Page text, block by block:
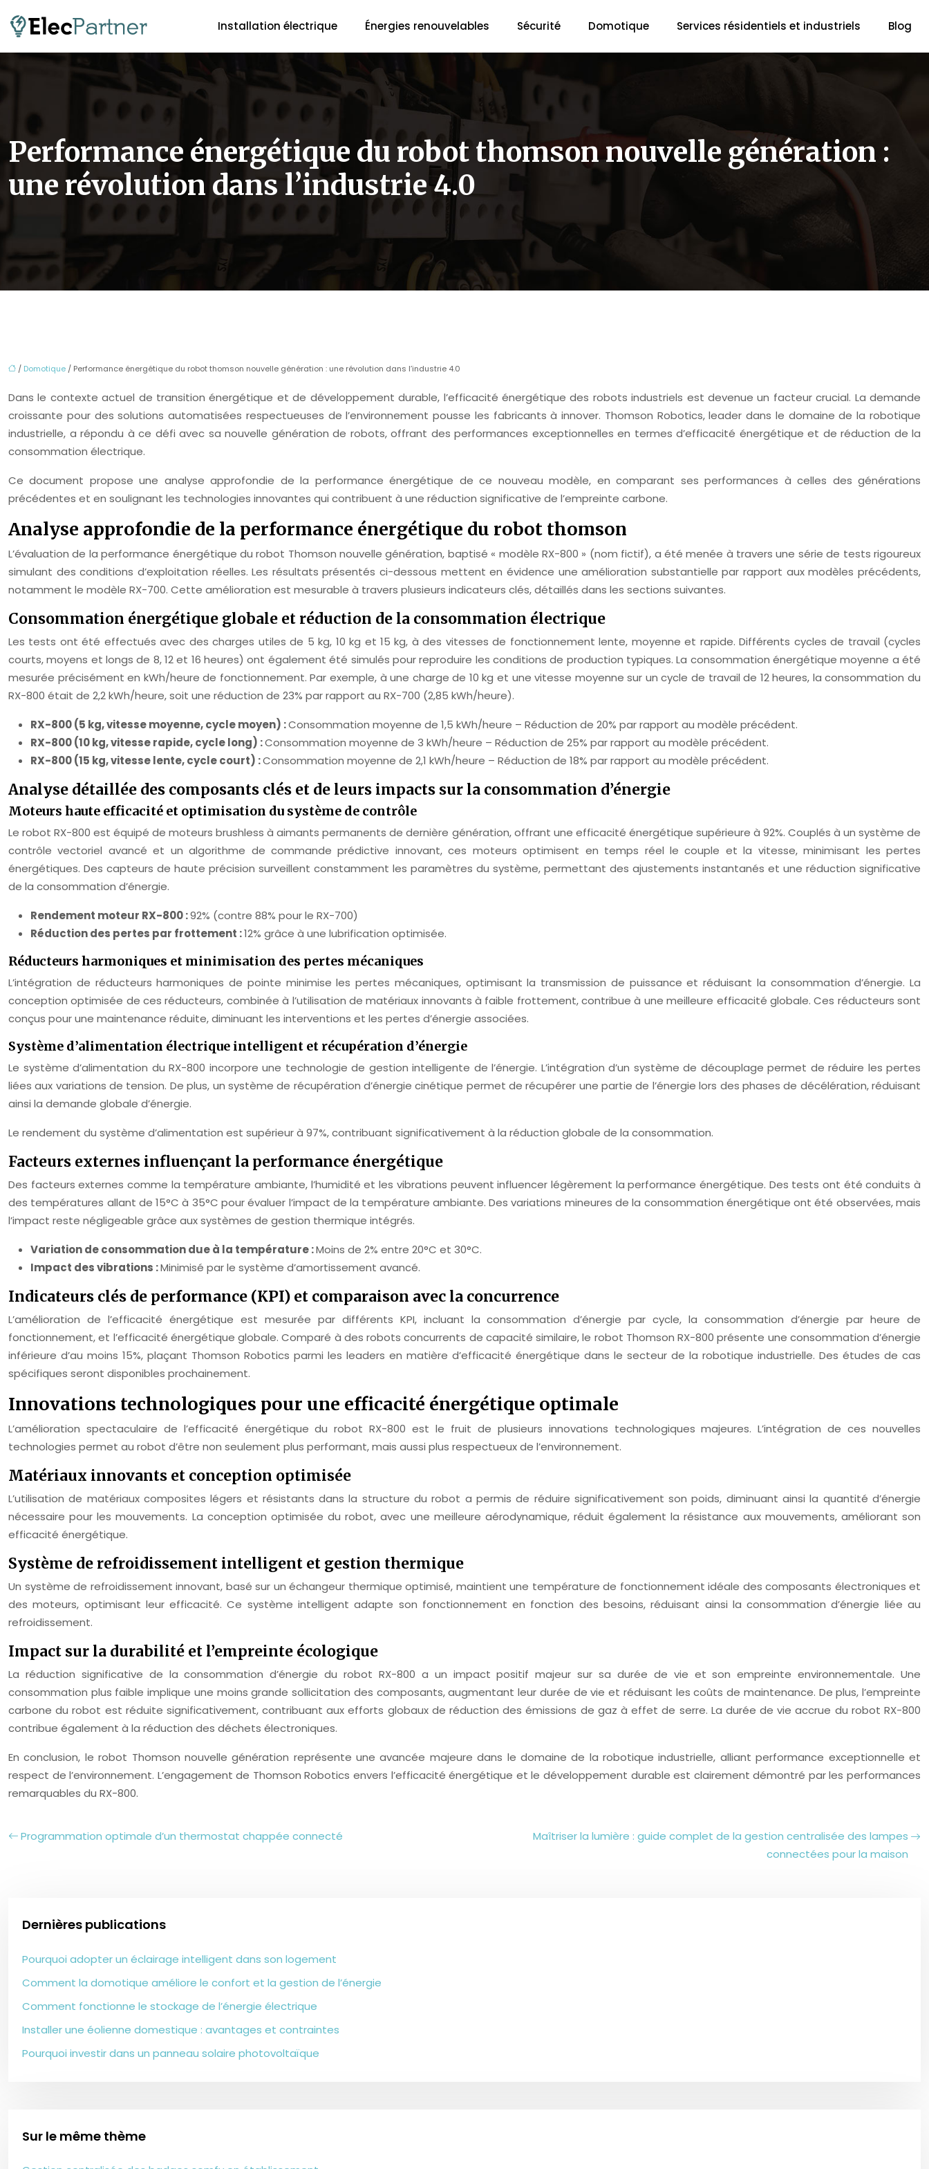
Installation électrique Énergies renouvelables Sécurité Domotique Services résidentiels et industriels Blog
Performance énergétique du robot thomson nouvelle génération :
une révolution dans l’industrie 4.0
/ Domotique / Performance énergétique du robot thomson nouvelle génération : une révolution dans l’industrie 4.0
Dans le contexte actuel de transition énergétique et de développement durable, l’efficacité énergétique des robots industriels est devenue un facteur crucial. La demande
croissante pour des solutions automatisées respectueuses de l’environnement pousse les fabricants à innover. Thomson Robotics, leader dans le domaine de la robotique
industrielle, a répondu à ce défi avec sa nouvelle génération de robots, offrant des performances exceptionnelles en termes d’efficacité énergétique et de réduction de la
consommation électrique.
Ce document propose une analyse approfondie de la performance énergétique de ce nouveau modèle, en comparant ses performances à celles des générations
précédentes et en soulignant les technologies innovantes qui contribuent à une réduction significative de l’empreinte carbone.
Analyse approfondie de la performance énergétique du robot thomson
L’évaluation de la performance énergétique du robot Thomson nouvelle génération, baptisé « modèle RX-800 » (nom fictif), a été menée à travers une série de tests rigoureux
simulant des conditions d’exploitation réelles. Les résultats présentés ci-dessous mettent en évidence une amélioration substantielle par rapport aux modèles précédents,
notamment le modèle RX-700. Cette amélioration est mesurable à travers plusieurs indicateurs clés, détaillés dans les sections suivantes.
Consommation énergétique globale et réduction de la consommation électrique
Les tests ont été effectués avec des charges utiles de 5 kg, 10 kg et 15 kg, à des vitesses de fonctionnement lente, moyenne et rapide. Différents cycles de travail (cycles
courts, moyens et longs de 8, 12 et 16 heures) ont également été simulés pour reproduire les conditions de production typiques. La consommation énergétique moyenne a été
mesurée précisément en kWh/heure de fonctionnement. Par exemple, à une charge de 10 kg et une vitesse moyenne sur un cycle de travail de 12 heures, la consommation du
RX-800 était de 2,2 kWh/heure, soit une réduction de 23% par rapport au RX-700 (2,85 kWh/heure).
RX-800 (5 kg, vitesse moyenne, cycle moyen) :Consommation moyenne de 1,5 kWh/heure – Réduction de 20% par rapport au modèle précédent.
RX-800 (10 kg, vitesse rapide, cycle long) :Consommation moyenne de 3 kWh/heure – Réduction de 25% par rapport au modèle précédent.
RX-800 (15 kg, vitesse lente, cycle court) :Consommation moyenne de 2,1 kWh/heure – Réduction de 18% par rapport au modèle précédent.
Analyse détaillée des composants clés et de leurs impacts sur la consommation d’énergie
Moteurs haute efficacité et optimisation du système de contrôle
Le robot RX-800 est équipé de moteurs brushless à aimants permanents de dernière génération, offrant une efficacité énergétique supérieure à 92%. Couplés à un système de
contrôle vectoriel avancé et un algorithme de commande prédictive innovant, ces moteurs optimisent en temps réel le couple et la vitesse, minimisant les pertes
énergétiques. Des capteurs de haute précision surveillent constamment les paramètres du système, permettant des ajustements instantanés et une réduction significative
de la consommation d’énergie.
Rendement moteur RX-800 :92% (contre 88% pour le RX-700)
Réduction des pertes par frottement :12% grâce à une lubrification optimisée.
Réducteurs harmoniques et minimisation des pertes mécaniques
L’intégration de réducteurs harmoniques de pointe minimise les pertes mécaniques, optimisant la transmission de puissance et réduisant la consommation d’énergie. La
conception optimisée de ces réducteurs, combinée à l’utilisation de matériaux innovants à faible frottement, contribue à une meilleure efficacité globale. Ces réducteurs sont
conçus pour une maintenance réduite, diminuant les interventions et les pertes d’énergie associées.
Système d’alimentation électrique intelligent et récupération d’énergie
Le système d’alimentation du RX-800 incorpore une technologie de gestion intelligente de l’énergie. L’intégration d’un système de découplage permet de réduire les pertes
liées aux variations de tension. De plus, un système de récupération d’énergie cinétique permet de récupérer une partie de l’énergie lors des phases de décélération, réduisant
ainsi la demande globale d’énergie.
Le rendement du système d’alimentation est supérieur à 97%, contribuant significativement à la réduction globale de la consommation.
Facteurs externes influençant la performance énergétique
Des facteurs externes comme la température ambiante, l’humidité et les vibrations peuvent influencer légèrement la performance énergétique. Des tests ont été conduits à
des températures allant de 15°C à 35°C pour évaluer l’impact de la température ambiante. Des variations mineures de la consommation énergétique ont été observées, mais
l’impact reste négligeable grâce aux systèmes de gestion thermique intégrés.
Variation de consommation due à la température :Moins de 2% entre 20°C et 30°C.
Impact des vibrations :Minimisé par le système d’amortissement avancé.
Indicateurs clés de performance (KPI) et comparaison avec la concurrence
L’amélioration de l’efficacité énergétique est mesurée par différents KPI, incluant la consommation d’énergie par cycle, la consommation d’énergie par heure de
fonctionnement, et l’efficacité énergétique globale. Comparé à des robots concurrents de capacité similaire, le robot Thomson RX-800 présente une consommation d’énergie
inférieure d’au moins 15%, plaçant Thomson Robotics parmi les leaders en matière d’efficacité énergétique dans le secteur de la robotique industrielle. Des études de cas
spécifiques seront disponibles prochainement.
Innovations technologiques pour une efficacité énergétique optimale
L’amélioration spectaculaire de l’efficacité énergétique du robot RX-800 est le fruit de plusieurs innovations technologiques majeures. L’intégration de ces nouvelles
technologies permet au robot d’être non seulement plus performant, mais aussi plus respectueux de l’environnement.
Matériaux innovants et conception optimisée
L’utilisation de matériaux composites légers et résistants dans la structure du robot a permis de réduire significativement son poids, diminuant ainsi la quantité d’énergie
nécessaire pour les mouvements. La conception optimisée du robot, avec une meilleure aérodynamique, réduit également la résistance aux mouvements, améliorant son
efficacité énergétique.
Système de refroidissement intelligent et gestion thermique
Un système de refroidissement innovant, basé sur un échangeur thermique optimisé, maintient une température de fonctionnement idéale des composants électroniques et
des moteurs, optimisant leur efficacité. Ce système intelligent adapte son fonctionnement en fonction des besoins, réduisant ainsi la consommation d’énergie liée au
refroidissement.
Impact sur la durabilité et l’empreinte écologique
La réduction significative de la consommation d’énergie du robot RX-800 a un impact positif majeur sur sa durée de vie et son empreinte environnementale. Une
consommation plus faible implique une moins grande sollicitation des composants, augmentant leur durée de vie et réduisant les coûts de maintenance. De plus, l’empreinte
carbone du robot est réduite significativement, contribuant aux efforts globaux de réduction des émissions de gaz à effet de serre. La durée de vie accrue du robot RX-800
contribue également à la réduction des déchets électroniques.
En conclusion, le robot Thomson nouvelle génération représente une avancée majeure dans le domaine de la robotique industrielle, alliant performance exceptionnelle et
respect de l’environnement. L’engagement de Thomson Robotics envers l’efficacité énergétique et le développement durable est clairement démontré par les performances
remarquables du RX-800.
Programmation optimale d’un thermostat chappée connecté
Maîtriser la lumière : guide complet de la gestion centralisée des lampes
connectées pour la maison
Dernières publications
Pourquoi adopter un éclairage intelligent dans son logement
Comment la domotique améliore le confort et la gestion de l’énergie
Comment fonctionne le stockage de l’énergie électrique
Installer une éolienne domestique : avantages et contraintes
Pourquoi investir dans un panneau solaire photovoltaïque
Sur le même thème